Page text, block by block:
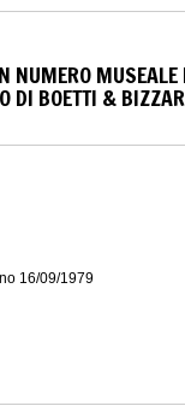
NUMERO
DI BOETTI &
16/09/1979